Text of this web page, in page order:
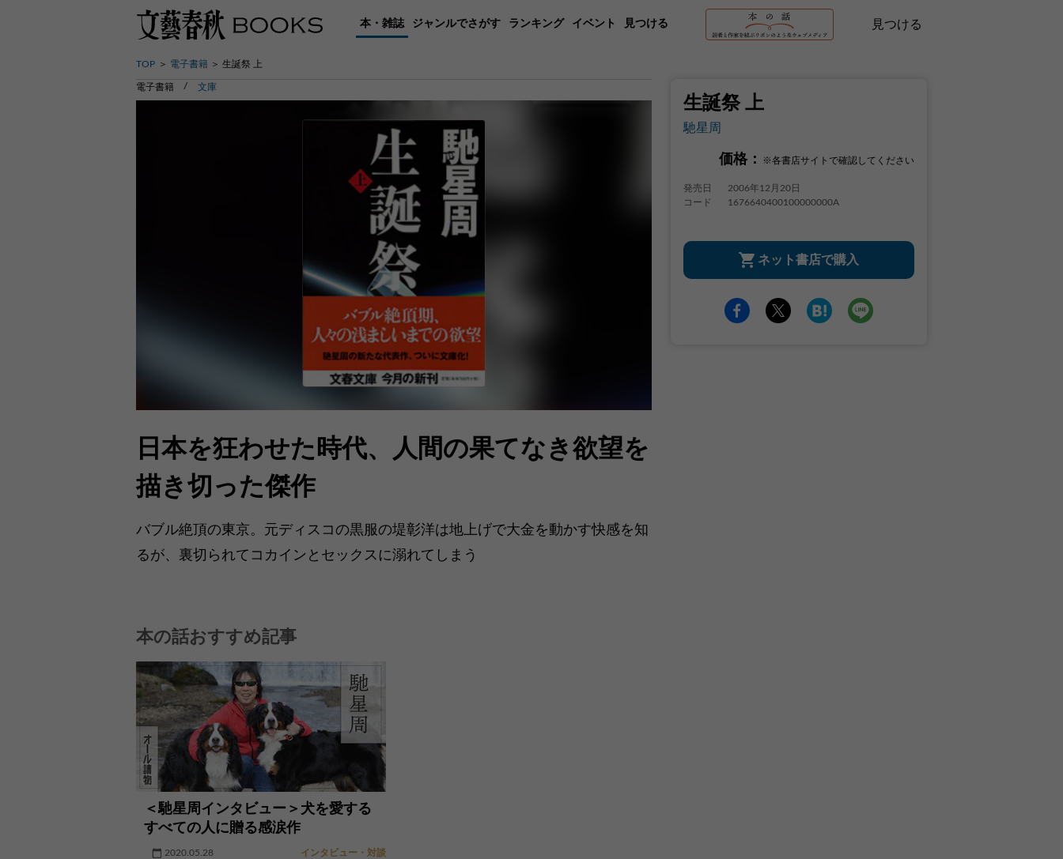
本・雑誌 ジャンルでさがす ランキング イベント 見つける 見つける
TOP 電子書籍 生誕祭 上
生誕祭 上
馳星周
価格： ※各書店サイトで確認してください
発売日
2006年12月20日
コード
1676640400100000000A
ネット書店で購入
電子書籍 文庫
日本を狂わせた時代、人間の果てなき欲望を
描き切った傑作
バブル絶頂の東京。元ディスコの黒服の堤彰洋は地上げで大金を動かす快感を知
るが、裏切られてコカインとセックスに溺れてしまう
本の話おすすめ記事
＜馳星周インタビュー＞犬を愛する
すべての人に贈る感涙作
2020.05.28 インタビュー・対談